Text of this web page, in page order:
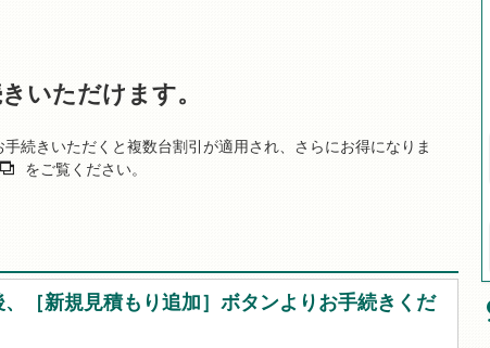
いただけます。
続きいただくと複数台割引が適用され、さらにお得になりま
をご覧ください。
、［新規見積もり追加］ボタンよりお手続きくだ